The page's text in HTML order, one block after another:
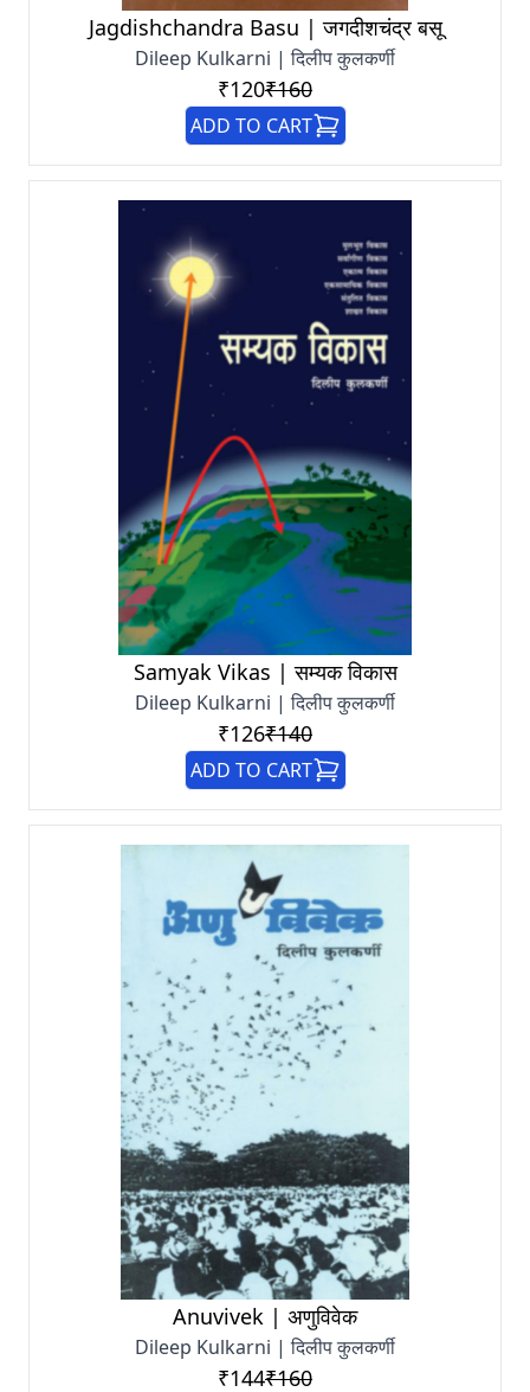
Jagdishchandra Basu | जगदीशचंद्र बसू
Dileep Kulkarni | दिलीप कुलकर्णी
₹120₹160
ADD TO CART
Samyak Vikas | सम्यक विकास
Dileep Kulkarni | दिलीप कुलकर्णी
₹126₹140
ADD TO CART
Anuvivek | अणुविवेक
Dileep Kulkarni | दिलीप कुलकर्णी
₹144₹160